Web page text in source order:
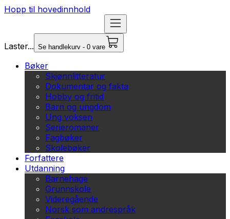
Hopp til hovedinnhold
Laster... Se handlekurv - 0 vare
Bøker
Skjønnlitteratur
Dokumentar og fakta
Hobby og fritid
Barn og ungdom
Ung voksen
Serieromaner
Fagbøker
Skolebøker
Forfattere
Utdanning
Barnehage
Grunnskole
Videregående
Norsk som andrespråk